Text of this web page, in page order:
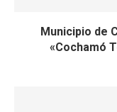
Municipio de
«Cochamó